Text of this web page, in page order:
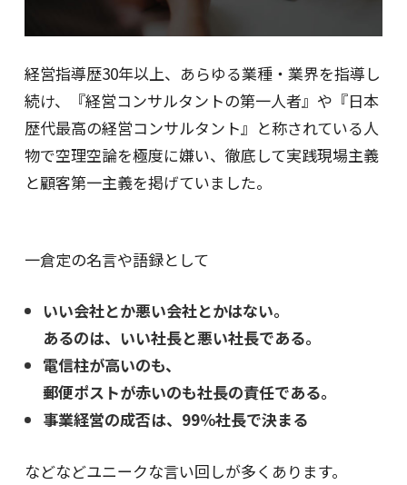
経営指導歴30年以上、あらゆる業種・業界を指導し
続け、『経営コンサルタントの第一人者』や『日本
歴代最高の経営コンサルタント』と称されている人
物で空理空論を極度に嫌い、徹底して実践現場主義
と顧客第一主義を掲げていました。
一倉定の名言や語録として
いい会社とか悪い会社とかはない。
あるのは、いい社長と悪い社長である。
電信柱が高いのも、
郵便ポストが赤いのも社長の責任である。
事業経営の成否は、99％社長で決まる
などなどユニークな言い回しが多くあります。